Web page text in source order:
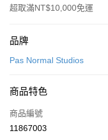
超取滿NT$10,000免運
信用卡一次付款
LINE Pay
Apple Pay
品牌
Pas Normal Studios
商品特色
商品編號
11867003